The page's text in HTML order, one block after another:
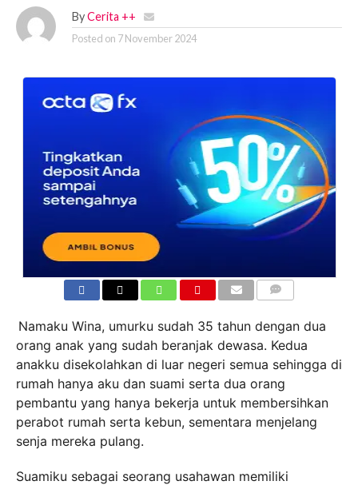
By Cerita ++
Posted on 7 November 2024
Namaku Wina, umurku sudah 35 tahun dengan dua
orang anak yang sudah beranjak dewasa. Kedua
anakku disekolahkan di luar negeri semua sehingga di
rumah hanya aku dan suami serta dua orang
pembantu yang hanya bekerja untuk membersihkan
perabot rumah serta kebun, sementara menjelang
senja mereka pulang.
Suamiku sebagai seorang usahawan memiliki